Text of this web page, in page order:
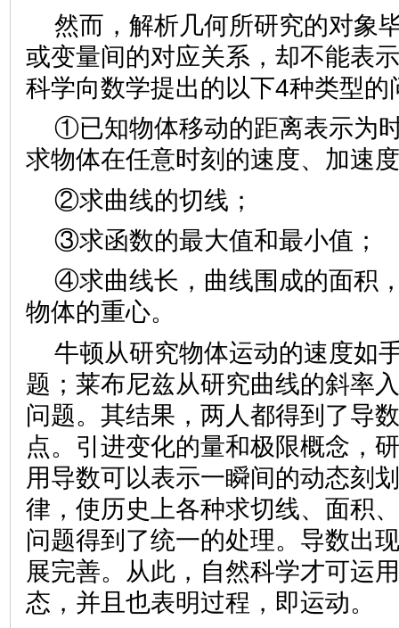
然而，解析几何所研究的对象
或变量间的对应关系，却不能表
科学向数学提出的以下4种类型的
①已知物体移动的距离表示为
求物体在任意时刻的速度、加速
②求曲线的切线；
③求函数的最大值和最小值；
④求曲线长，曲线围成的面积
物体的重心。
牛顿从研究物体运动的速度如
题；莱布尼兹从研究曲线的斜率
问题。其结果，两人都得到了导
点。引进变化的量和极限概念，
用导数可以表示一瞬间的动态刻
律，使历史上各种求切线、面积
问题得到了统一的处理。导数出
展完善。从此，自然科学才可运
态，并且也表明过程，即运动。